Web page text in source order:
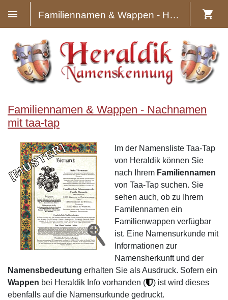
Familiennamen & Wappen - Heraldik
Familiennamen & Wappen - Nachnamen
mit taa-tap
Im der Namensliste Taa-Tap
von Heraldik können Sie
nach Ihrem Familiennamen
von Taa-Tap suchen. Sie
sehen auch, ob zu Ihrem
Familennamen ein
Familienwappen verfügbar
ist. Eine Namensurkunde mit
Informationen zur
Namensherkunft und der
Namensbedeutung erhalten Sie als Ausdruck. Sofern ein
Wappen bei Heraldik Info vorhanden (
) ist wird dieses
ebenfalls auf die Namensurkunde gedruckt.